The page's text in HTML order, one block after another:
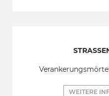
WEITERE